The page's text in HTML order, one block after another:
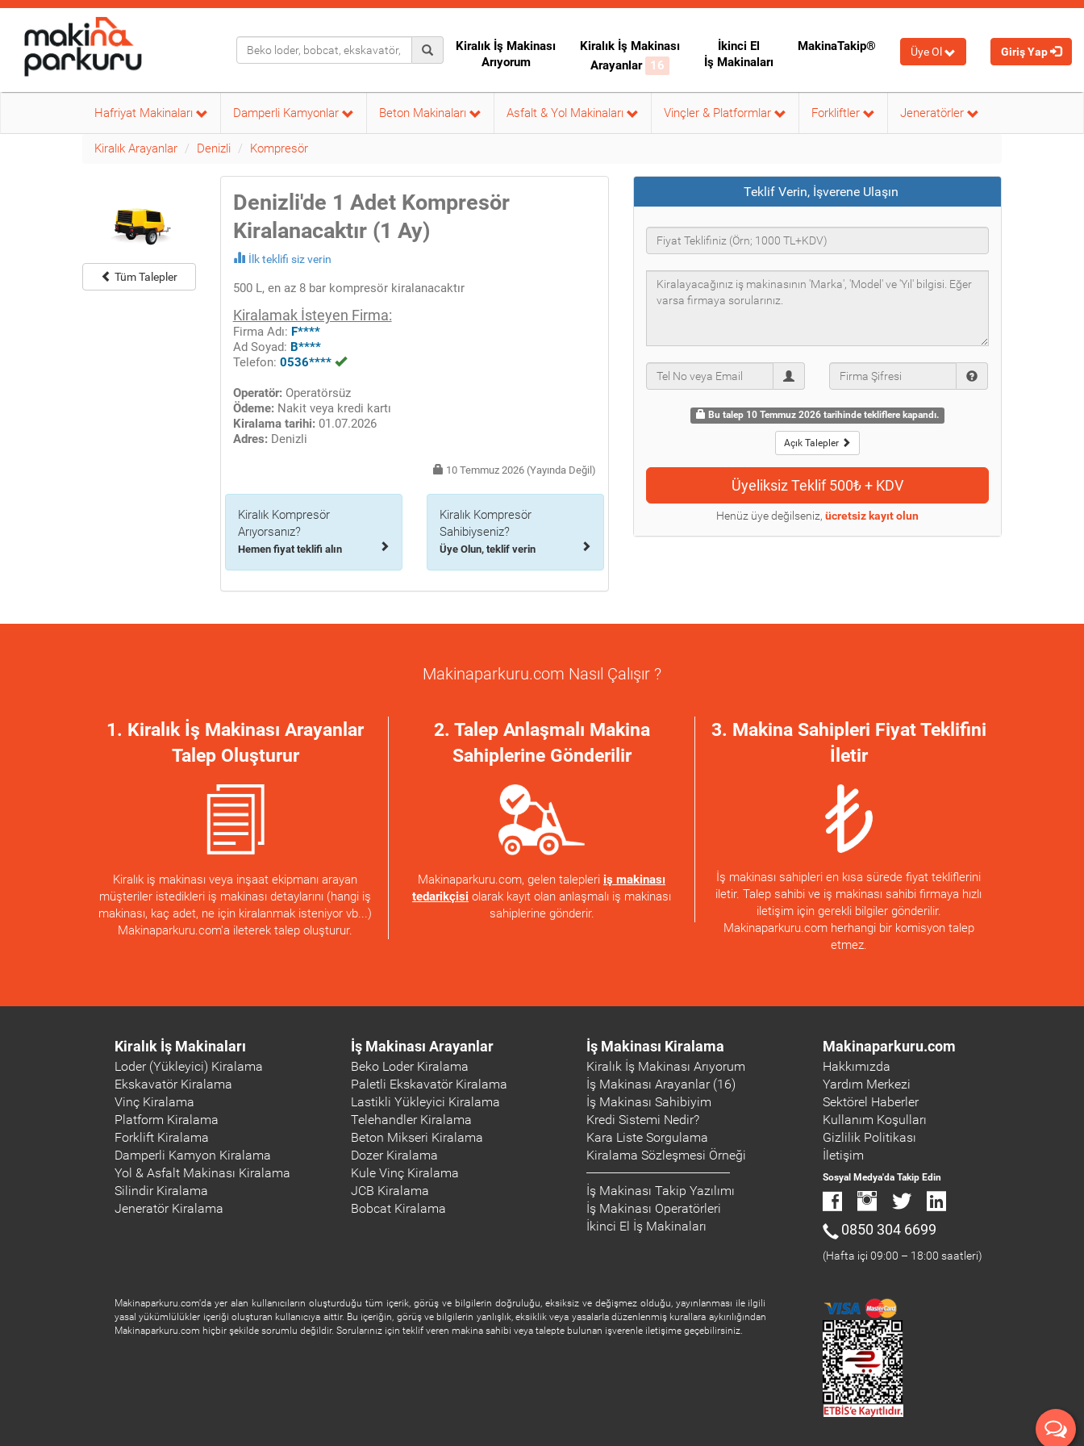
Kiralık İş Makinası
Arıyorum
Kiralık İş Makinası
Arayanlar 16
İkinci El
İş Makinaları
MakinaTakip® Üye Ol Giriş Yap
Hafriyat Makinaları Damperli Kamyonlar Beton Makinaları Asfalt & Yol Makinaları Vinçler & Platformlar Forkliftler Jeneratörler
Kiralık Arayanlar Denizli Kompresör
Tüm Talepler
Denizli'de 1 Adet Kompresör
Kiralanacaktır (1 Ay)
İlk teklifi siz verin
500 L, en az 8 bar kompresör kiralanacaktır
Kiralamak İsteyen Firma:
Firma Adı: F****
Ad Soyad: B****
Telefon: 0536****
Operatör:Operatörsüz
Ödeme: Nakit veya kredi kartı
Kiralama tarihi:01.07.2026
Adres:Denizli
10 Temmuz 2026 (Yayında Değil)
Kiralık Kompresör
Arıyorsanız?
Hemen fiyat teklifi alın
Kiralık Kompresör
Sahibiyseniz?
Üye Olun, teklif verin
Teklif Verin, İşverene Ulaşın
Bu talep 10 Temmuz 2026 tarihinde tekliflere kapandı.
Açık Talepler
Henüz üye değilseniz, ücretsiz kayıt olun
Makinaparkuru.com Nasıl Çalışır ?
1. Kiralık İş Makinası Arayanlar
Talep Oluşturur
Kiralık iş makinası veya inşaat ekipmanı arayan
müşteriler istedikleri iş makinası detaylarını (hangi iş
makinası, kaç adet, ne için kiralanmak isteniyor vb...)
Makinaparkuru.com'a ileterek talep oluşturur.
2. Talep Anlaşmalı Makina
Sahiplerine Gönderilir
Makinaparkuru.com, gelen talepleri iş makinası
tedarikçisi olarak kayıt olan anlaşmalı iş makinası
sahiplerine gönderir.
3. Makina Sahipleri Fiyat Teklifini
İletir
İş makinası sahipleri en kısa sürede fiyat tekliflerini
iletir. Talep sahibi ve iş makinası sahibi firmaya hızlı
iletişim için gerekli bilgiler gönderilir.
Makinaparkuru.com herhangi bir komisyon talep
etmez.
Kiralık İş Makinaları
Loder (Yükleyici) Kiralama
Ekskavatör Kiralama
Vinç Kiralama
Platform Kiralama
Forklift Kiralama
Damperli Kamyon Kiralama
Yol & Asfalt Makinası Kiralama
Silindir Kiralama
Jeneratör Kiralama
İş Makinası Arayanlar
Beko Loder Kiralama
Paletli Ekskavatör Kiralama
Lastikli Yükleyici Kiralama
Telehandler Kiralama
Beton Mikseri Kiralama
Dozer Kiralama
Kule Vinç Kiralama
JCB Kiralama
Bobcat Kiralama
İş Makinası Kiralama
Kiralık İş Makinası Arıyorum
İş Makinası Arayanlar (16)
İş Makinası Sahibiyim
Kredi Sistemi Nedir?
Kara Liste Sorgulama
Kiralama Sözleşmesi Örneği
İş Makinası Takip Yazılımı
İş Makinası Operatörleri
İkinci El İş Makinaları
Makinaparkuru.com
Hakkımızda
Yardım Merkezi
Sektörel Haberler
Kullanım Koşulları
Gizlilik Politikası
İletişim
Sosyal Medya'da Takip Edin
0850 304 6699
(Hafta içi 09:00 – 18:00 saatleri)
Makinaparkuru.com'da yer alan kullanıcıların oluşturduğu tüm içerik, görüş ve bilgilerin doğruluğu, eksiksiz ve değişmez olduğu, yayınlanması ile ilgili
yasal yükümlülükler içeriği oluşturan kullanıcıya aittir. Bu içeriğin, görüş ve bilgilerin yanlışlık, eksiklik veya yasalarla düzenlenmiş kurallara aykırılığından
Makinaparkuru.com hiçbir şekilde sorumlu değildir. Sorularınız için teklif veren makina sahibi veya talepte bulunan işverenle iletişime geçebilirsiniz.